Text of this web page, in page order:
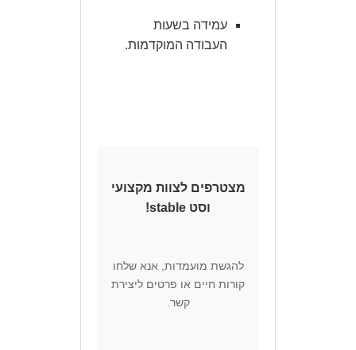
עמידה בשעות
העבודה המוקדמות.
מצטרפים לצוות מקצועי
וסט stable!
להגשת מועמדות, אנא שלחו
קורות חיים או פרטים ליצירת
קשר.